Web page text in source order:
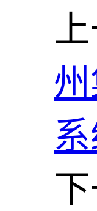
上
下